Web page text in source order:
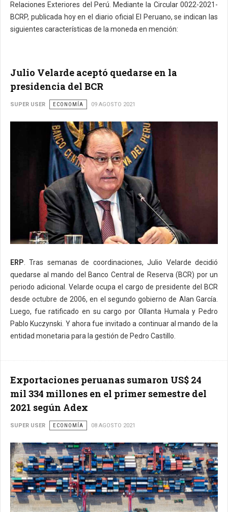
Relaciones Exteriores del Perú. Mediante la Circular 0022-2021-
BCRP, publicada hoy en el diario oficial El Peruano, se indican las
siguientes características de la moneda en mención:
Julio Velarde aceptó quedarse en la
presidencia del BCR
SUPER USER ECONOMÍA 09 AGOSTO 2021
ERP . Tras semanas de coordinaciones, Julio Velarde decidió
quedarse al mando del Banco Central de Reserva (BCR) por un
periodo adicional. Velarde ocupa el cargo de presidente del BCR
desde octubre de 2006, en el segundo gobierno de Alan García.
Luego, fue ratificado en su cargo por Ollanta Humala y Pedro
Pablo Kuczynski. Y ahora fue invitado a continuar al mando de la
entidad monetaria para la gestión de Pedro Castillo.
Exportaciones peruanas sumaron US$ 24
mil 334 millones en el primer semestre del
2021 según Adex
SUPER USER ECONOMÍA 08 AGOSTO 2021